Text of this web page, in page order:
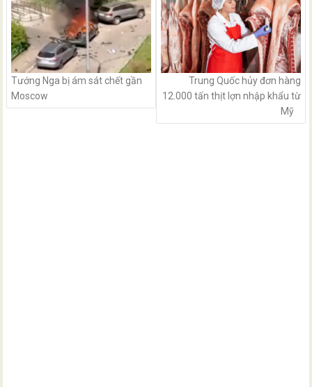
Tướng Nga bị ám sát chết gần
Moscow
Trung Quốc hủy đơn hàng
12.000 tấn thịt lợn nhập khẩu từ
Mỹ